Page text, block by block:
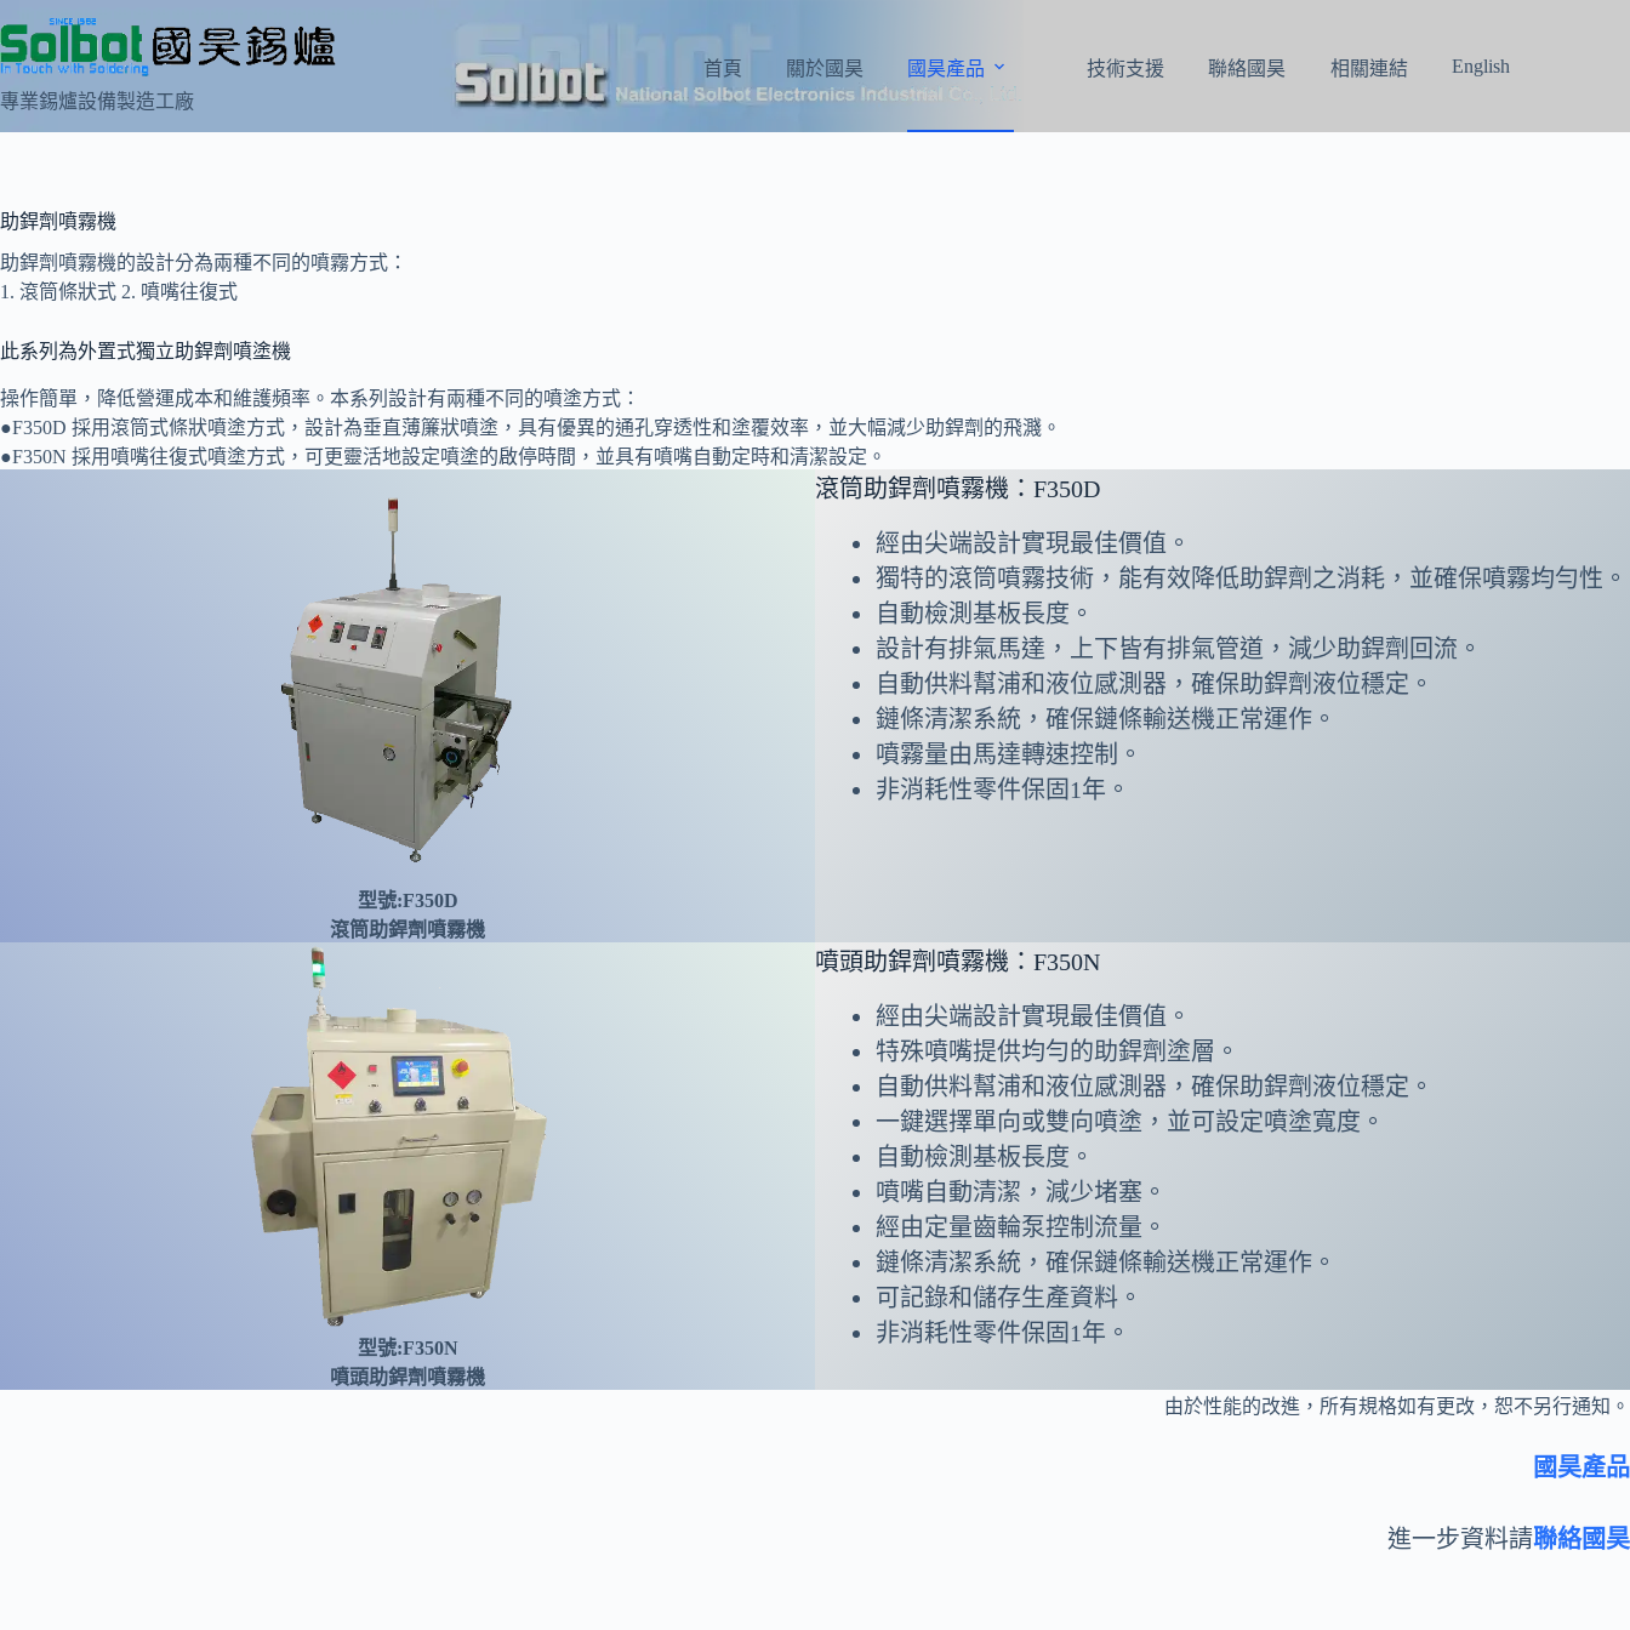
至
主
要
內
專業錫爐設備製造工廠
首頁 關於國昊 國昊產品 技術支援 聯絡國昊 相關連結 English
助銲劑噴霧機
助銲劑噴霧機的設計分為兩種不同的噴霧方式：
1. 滾筒條狀式 2. 噴嘴往復式
此系列為外置式獨立助銲劑噴塗機
操作簡單，降低營運成本和維護頻率。本系列設計有兩種不同的噴塗方式：
●F350D 採用滾筒式條狀噴塗方式，設計為垂直薄簾狀噴塗，具有優異的通孔穿透性和塗覆效率，並大幅減少助銲劑的飛濺。
●F350N 採用噴嘴往復式噴塗方式，可更靈活地設定噴塗的啟停時間，並具有噴嘴自動定時和清潔設定。
型號:F350D
滾筒助銲劑噴霧機
滾筒助銲劑噴霧機：F350D
經由尖端設計實現最佳價值。
獨特的滾筒噴霧技術，能有效降低助銲劑之消耗，並確保噴霧均勻性。
自動檢測基板長度。
設計有排氣馬達，上下皆有排氣管道，減少助銲劑回流。
自動供料幫浦和液位感測器，確保助銲劑液位穩定。
鏈條清潔系統，確保鏈條輸送機正常運作。
噴霧量由馬達轉速控制。
非消耗性零件保固1年。
型號:F350N
噴頭助銲劑噴霧機
噴頭助銲劑噴霧機：F350N
經由尖端設計實現最佳價值。
特殊噴嘴提供均勻的助銲劑塗層。
自動供料幫浦和液位感測器，確保助銲劑液位穩定。
一鍵選擇單向或雙向噴塗，並可設定噴塗寬度。
自動檢測基板長度。
噴嘴自動清潔，減少堵塞。
經由定量齒輪泵控制流量。
鏈條清潔系統，確保鏈條輸送機正常運作。
可記錄和儲存生產資料。
非消耗性零件保固1年。
由於性能的改進，所有規格如有更改，恕不另行通知。
國昊產品
進一步資料請聯絡國昊